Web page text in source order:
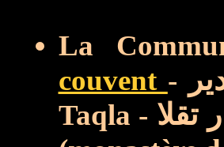
La
couvent -
Taqla -